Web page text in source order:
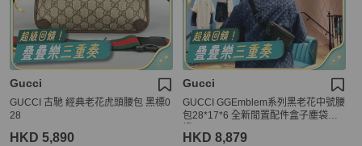
Gucci
GUCCI 古馳 經典老花虎頭腰包 黑標0
28
HKD 5,890
Gucci
GUCCI GGEmblem系列黑老花中號腰
包28*17*6 全新閒置配件盒子塵袋購
HKD 8,879